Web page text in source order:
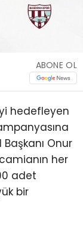
ABONE OL
hedefleyen
Onur
her
adet
bir